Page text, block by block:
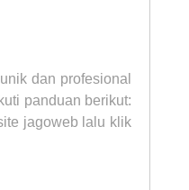
dan profesional
panduan berikut:
jagoweb lalu klik